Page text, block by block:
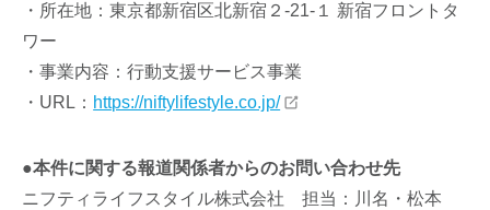
・所在地：東京都新宿区北新宿２-21-１ 新宿フロントタ
ワー
・事業内容：行動支援サービス事業
・URL： https://niftylifestyle.co.jp/
●本件に関する報道関係者からのお問い合わせ先
ニフティライフスタイル株式会社 担当：川名・松本